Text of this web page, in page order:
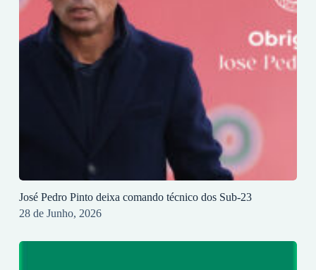
José Pedro Pinto deixa comando técnico dos Sub-23
28 de Junho, 2026